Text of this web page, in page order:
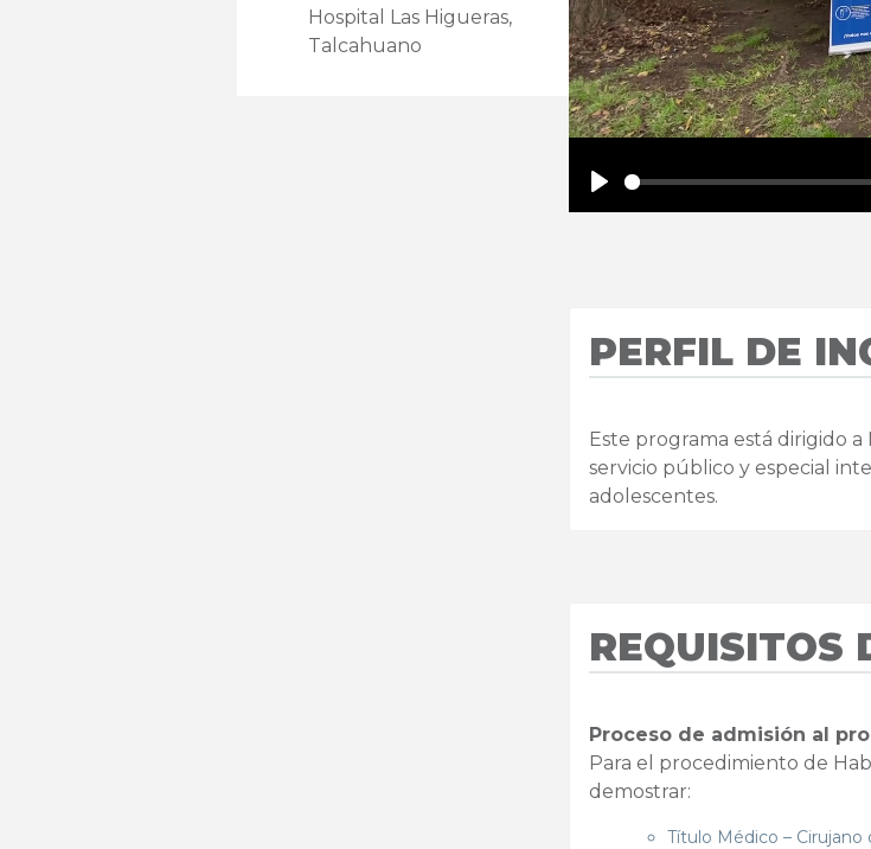
Hospital Las Higueras,
Talcahuano
Play
PERFIL DE
Este programa está dirigido a
servicio público y especial
adolescentes.
REQUISITOS
Proceso de admisión al
Para el procedimiento de
demostrar:
Título Médico –